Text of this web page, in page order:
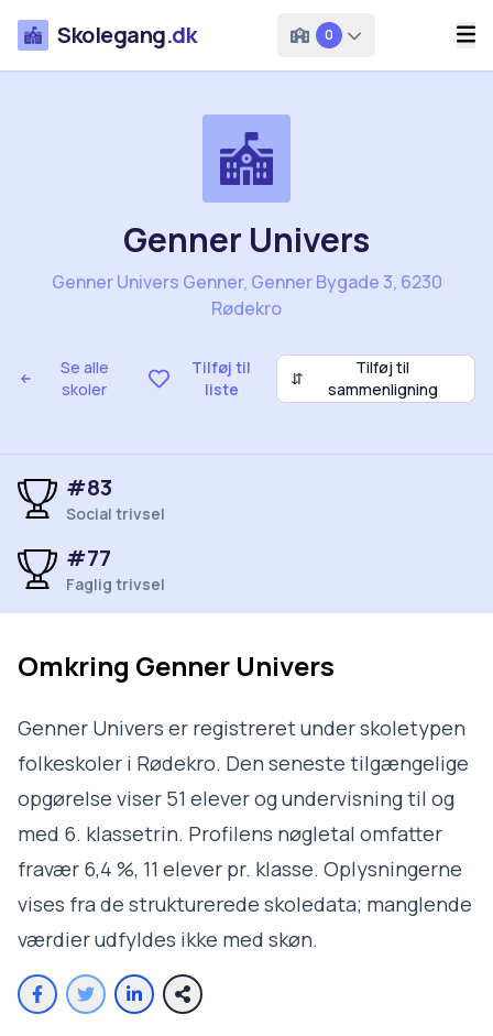
Skolegang.dk 0
Se alle
skoler
Tilføj til
liste
⇵
Tilføj til
sammenligning
Genner Univers
Genner Univers Genner, Genner Bygade 3, 6230
Rødekro
#83
Social trivsel
#77
Faglig trivsel
Omkring Genner Univers
Genner Univers er registreret under skoletypen
folkeskoler i Rødekro. Den seneste tilgængelige
opgørelse viser 51 elever og undervisning til og
med 6. klassetrin. Profilens nøgletal omfatter
fravær 6,4 %, 11 elever pr. klasse. Oplysningerne
vises fra de strukturerede skoledata; manglende
værdier udfyldes ikke med skøn.